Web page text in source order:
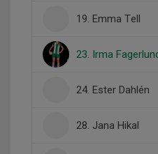
19. Emma Tell
23. Irma
24. Ester Dahlén
28. Jana Hikal